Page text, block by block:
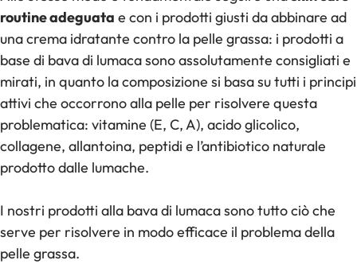
routine adeguata e con i prodotti giusti da abbinare ad
una crema idratante contro la pelle grassa: i prodotti a
base di bava di lumaca sono assolutamente consigliati e
mirati, in quanto la composizione si basa su tutti i principi
attivi che occorrono alla pelle per risolvere questa
problematica: vitamine (E, C, A), acido glicolico,
collagene, allantoina, peptidi e l’antibiotico naturale
prodotto dalle lumache.
I nostri prodotti alla bava di lumaca sono tutto ciò che
serve per risolvere in modo efficace il problema della
pelle grassa.